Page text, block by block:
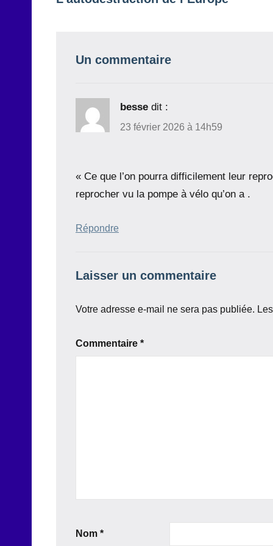
de
Un commentaire
besse dit :
23 février 2026 à 14h59
« Ce que l’on pourra difficilement leur
reprocher vu la pompe à vélo qu’on a .
Répondre
Laisser un commentaire
Votre adresse e-mail ne sera pas publiée.
Commentaire *
Nom *